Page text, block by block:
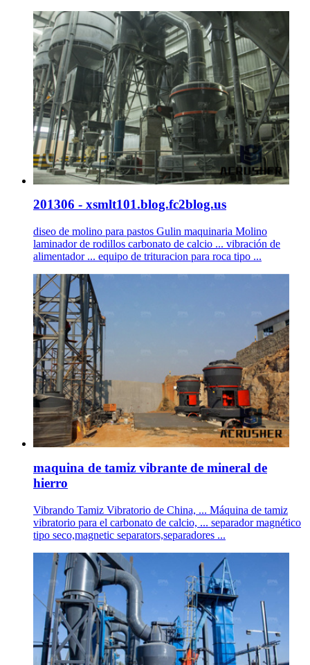
201306 - xsmlt101.blog.fc2blog.us
diseo de molino para pastos Gulin maquinaria Molino
laminador de rodillos carbonato de calcio ... vibración de
alimentador ... equipo de trituracion para roca tipo ...
maquina de tamiz vibrante de mineral de
hierro
Vibrando Tamiz Vibratorio de China, ... Máquina de tamiz
vibratorio para el carbonato de calcio, ... separador magnético
tipo seco,magnetic separators,separadores ...